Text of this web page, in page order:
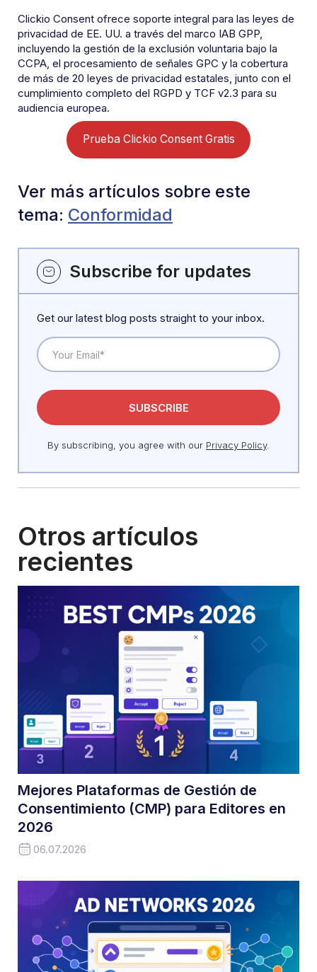
Clickio Consent ofrece soporte integral para las leyes de
privacidad de EE. UU. a través del marco IAB GPP,
incluyendo la gestión de la exclusión voluntaria bajo la
CCPA, el procesamiento de señales GPC y la cobertura
de más de 20 leyes de privacidad estatales, junto con el
cumplimiento completo del RGPD y TCF v2.3 para su
audiencia europea.
Prueba Clickio Consent Gratis
Ver más artículos sobre este
tema: Conformidad
Subscribe for updates
Get our latest blog posts straight to your inbox.
By subscribing, you agree with our Privacy Policy.
Otros artículos
recientes
Mejores Plataformas de Gestión de
Consentimiento (CMP) para Editores en
2026
06.07.2026